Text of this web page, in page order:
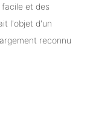
et des
l'objet d'un
reconnu